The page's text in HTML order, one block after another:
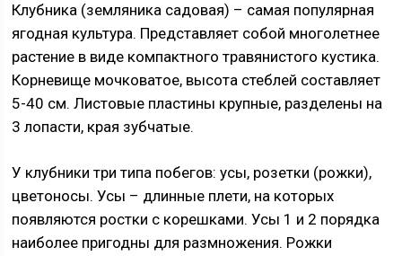
Клубника (земляника садовая) – самая популярная
ягодная культура. Представляет собой многолетнее
растение в виде компактного травянистого кустика.
Корневище мочковатое, высота стеблей составляет
5-40 см. Листовые пластины крупные, разделены на
3 лопасти, края зубчатые.
У клубники три типа побегов: усы, розетки (рожки),
цветоносы. Усы – длинные плети, на которых
появляются ростки с корешками. Усы 1 и 2 порядка
наиболее пригодны для размножения. Рожки